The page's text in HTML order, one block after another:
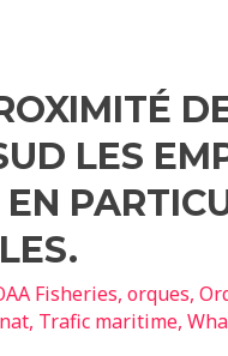
LES
Fisheries, orques,
, Trafic maritime,